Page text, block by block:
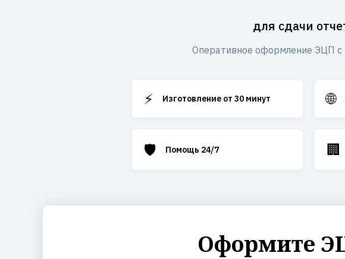
для сдачи
Оперативное оформление ЭЦП с
⚡ Изготовление от 30 минут 🌐
🛡️ Помощь 24/7 🏢
Оформите